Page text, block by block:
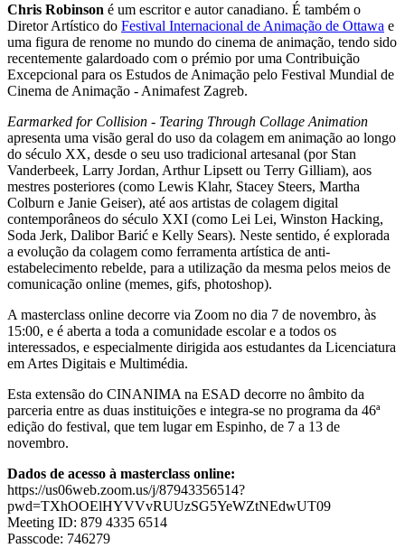
Chris Robinson é um escritor e autor canadiano. É também o
Diretor Artístico do Festival Internacional de Animação de Ottawa e
uma figura de renome no mundo do cinema de animação, tendo sido
recentemente galardoado com o prémio por uma Contribuição
Excepcional para os Estudos de Animação pelo Festival Mundial de
Cinema de Animação - Animafest Zagreb.
Earmarked for Collision - Tearing Through Collage Animation
apresenta uma visão geral do uso da colagem em animação ao longo
do século XX, desde o seu uso tradicional artesanal (por Stan
Vanderbeek, Larry Jordan, Arthur Lipsett ou Terry Gilliam), aos
mestres posteriores (como Lewis Klahr, Stacey Steers, Martha
Colburn e Janie Geiser), até aos artistas de colagem digital
contemporâneos do século XXI (como Lei Lei, Winston Hacking,
Soda Jerk, Dalibor Barić e Kelly Sears). Neste sentido, é explorada
a evolução da colagem como ferramenta artística de anti-
estabelecimento rebelde, para a utilização da mesma pelos meios de
comunicação online (memes, gifs, photoshop).
A masterclass online decorre via Zoom no dia 7 de novembro, às
15:00, e é aberta a toda a comunidade escolar e a todos os
interessados, e especialmente dirigida aos estudantes da Licenciatura
em Artes Digitais e Multimédia.
Esta extensão do CINANIMA na ESAD decorre no âmbito da
parceria entre as duas instituições e integra-se no programa da 46ª
edição do festival, que tem lugar em Espinho, de 7 a 13 de
novembro.
Dados de acesso à masterclass online:
https://us06web.zoom.us/j/87943356514?
pwd=TXhOOElHYVVvRUUzSG5YeWZtNEdwUT09
Meeting ID: 879 4335 6514
Passcode: 746279